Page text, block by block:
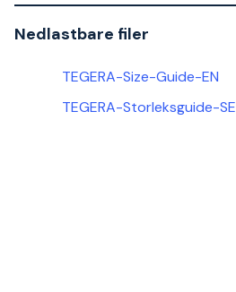
Nedlastbare filer
TEGERA-Size-Guide-EN
TEGERA-Storleksguide-SE